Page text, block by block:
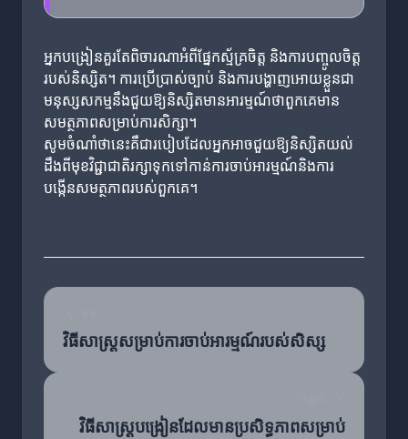
អ្នកបង្រៀនគួរតែពិចារណាអំពីផ្នែកស្ម័គ្រចិត្ត និងការបញ្ចូលចិត្ត
របស់និស្សិត។ ការប្រើប្រាស់ច្បាប់ និងការបង្ហាញអោយខ្លួនជា
មនុស្សសកម្មនឹងជួយឱ្យនិស្សិតមានអារម្មណ៍ថាពួកគេមាន
សមត្ថភាពសម្រាប់ការសិក្សា។
សូមចំណាំថានេះគឺជារបៀបដែលអ្នកអាចជួយឱ្យនិស្សិតយល់
ដឹងពីមុខវិជ្ជាជាតិរក្សាទុកទៅកាន់ការចាប់អារម្មណ៍និងការ
បង្កើនសមត្ថភាពរបស់ពួកគេ។
វិធីសាស្ត្រសម្រាប់ការចាប់អារម្មណ៍របស់សិស្ស
វិធីសាស្ត្របង្រៀនដែលមានប្រសិទ្ធភាពសម្រាប់